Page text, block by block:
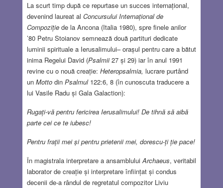
La scurt timp după ce repurtase un succes internațional,
devenind laureat al Concursului Internațional de
Compozițiede la Ancona (Italia 1980), spre finele anilor
’80 Petru Stoianov semnează două partituri dedicate
luminii spirituale a Ierusalimului– orașul pentru care a bătut
inima Regelui David (Psalmii27 și 29) iar în anul 1991
revine cu o nouă creație: Heteropsalmia, lucrare purtând
un Motto din Psalmul 122:6, 8 (în cunoscuta traducere a
lui Vasile Radu și Gala Galaction):
Rugați-vă pentru fericirea Ierusalimului! De tihnă să aibă
parte cei ce te iubesc!
Pentru frații mei și pentru prietenii mei, dorescu-ți ție pace!
În magistrala interpretare a ansambluluiArchaeus, veritabil
laborator de creație și interpretare înființat și condus
decenii de-a rândul de regretatul compozitor Liviu